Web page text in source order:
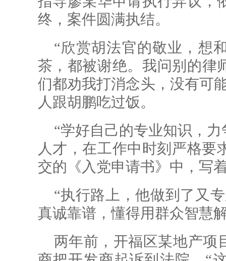
终，案件圆满执结。
“欣赏胡法官的敬业，想
茶，都被谢绝。我问别的律
们都劝我打消念头，没有可
人跟胡鹏吃过饭。
“学好自己的专业知识，
人才，在工作中时刻严格要
交的《入党申请书》中，写
“执行路上，他做到了又
真诚靠谱，懂得用群众智慧
两年前，开福区某地产项